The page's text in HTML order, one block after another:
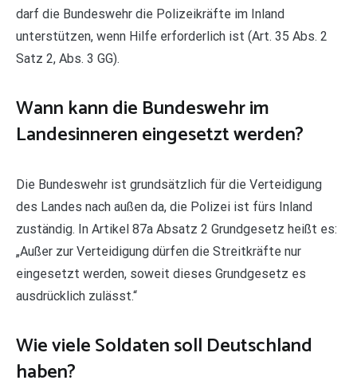
darf die Bundeswehr die Polizeikräfte im Inland
unterstützen, wenn Hilfe erforderlich ist (Art. 35 Abs. 2
Satz 2, Abs. 3 GG).
Wann kann die Bundeswehr im
Landesinneren eingesetzt werden?
Die Bundeswehr ist grundsätzlich für die Verteidigung
des Landes nach außen da, die Polizei ist fürs Inland
zuständig. In Artikel 87a Absatz 2 Grundgesetz heißt es:
„Außer zur Verteidigung dürfen die Streitkräfte nur
eingesetzt werden, soweit dieses Grundgesetz es
ausdrücklich zulässt.“
Wie viele Soldaten soll Deutschland
haben?